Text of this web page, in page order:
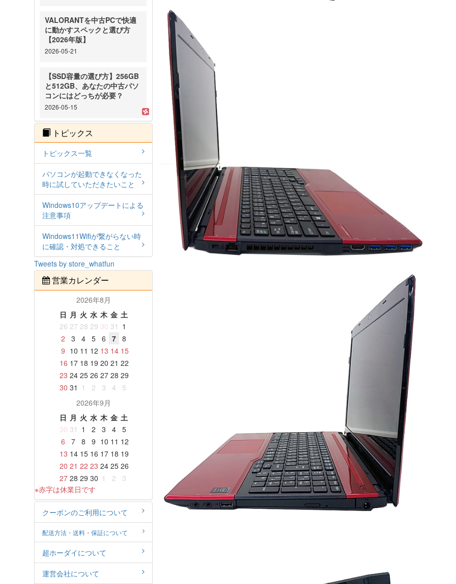
VALORANTを中古PCで快適
に動かすスペックと選び方
【2026年版】
2026-05-21
【SSD容量の選び方】256GB
と512GB、あなたの中古パソ
コンにはどっちが必要？
2026-05-15
トピックス
トピックス一覧
パソコンが起動できなくなった
時に試していただきたいこと
Windows10アップデートによる
注意事項
Windows11Wifiが繋がらない時
に確認・対処できること
Tweets by store_whatfun
営業カレンダー
2026年8月
日 月 火 水 木 金 土
26 27 28 29 30 31 1
2
3 4 5 6 7
8
9 10 11 12 13 14 15
16 17 18 19 20 21 22
23 24 25 26 27 28 29
30 31 1 2 3 4
5
2026年9月
日 月 火 水 木 金 土
30 31 1 2 3 4
5
6
7 8 9 10 11 12
13 14 15 16 17 18 19
20 21 22 23 24 25 26
27 28 29 30 1 2
3
※赤字は休業日です
クーポンのご利用について
配送方法・送料・保証について
超ホーダイについて
運営会社について